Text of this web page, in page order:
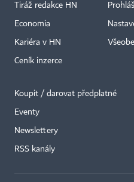
Tiráž redakce HN
Economia
Kariéra v HN
Ceník inzerce
Koupit / darovat předplatné
Eventy
Newslettery
RSS kanály